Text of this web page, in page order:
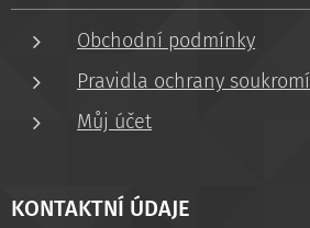
Obchodní podmínky
Pravidla ochrany soukromí
Můj účet
KONTAKTNÍ ÚDAJE